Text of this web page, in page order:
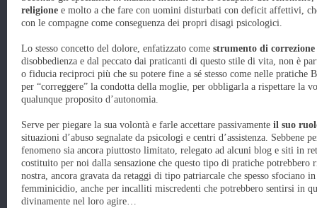
religione e molto a che fare con uomini disturbati con deficit affettivi,
con le compagne come conseguenza dei propri disagi psicologici.
Lo stesso concetto del dolore, enfatizzato come strumento di
disobbedienza e dal peccato dai praticanti di questo stile di vita, non è
o fiducia reciproci più che su potere fine a sé stesso come nelle pratiche
per “correggere” la condotta della moglie, per obbligarla a rispettare la
qualunque proposito d’autonomia.
Serve per piegare la sua volontà e farle accettare passivamente il suo
situazioni d’abuso segnalate da psicologi e centri d’assistenza. Sebbene
fenomeno sia ancora piuttosto limitato, relegato ad alcuni blog e siti in
costituito per noi dalla sensazione che questo tipo di pratiche potrebbero
nostra, ancora gravata da retaggi di tipo patriarcale che spesso sfociano
femminicidio, anche per incalliti miscredenti che potrebbero sentirsi in
divinamente nel loro agire…